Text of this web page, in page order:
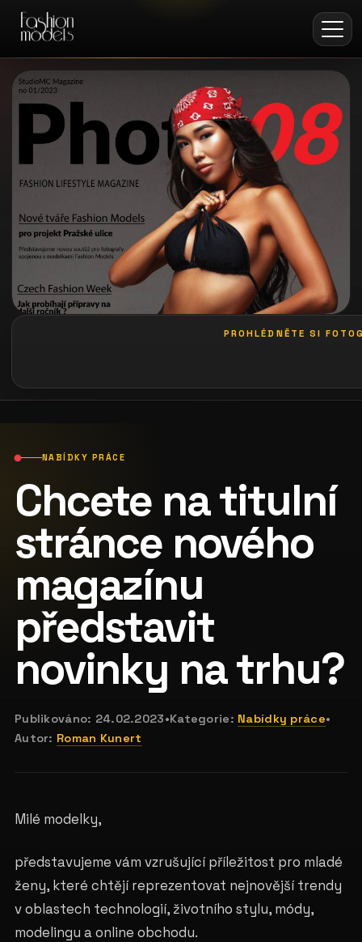
PROHLÉDNĚTE SI
NABÍDKY PRÁCE
Chcete na titulní
stránce nového
magazínu
představit
novinky na trhu?
Publikováno: 24.02.2023•Kategorie: Nabídky práce•
Autor: Roman Kunert
Milé modelky,
představujeme vám vzrušující příležitost pro mladé
ženy, které chtějí reprezentovat nejnovější trendy
v oblastech technologií, životního stylu, módy,
modelingu a online obchodu.